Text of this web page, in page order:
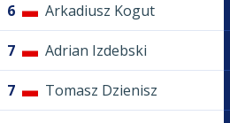
6 Arkadiusz Kogut
7 Adrian Izdebski
7 Tomasz Dzienisz